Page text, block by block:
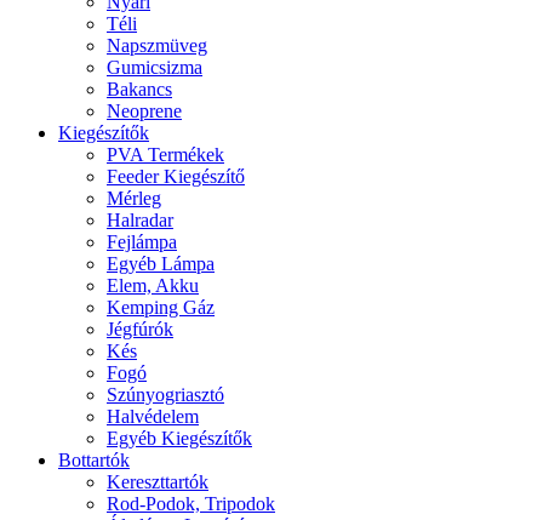
Téli
Napszmüveg
Gumicsizma
Bakancs
Neoprene
Kiegészítők
PVA Termékek
Feeder Kiegészítő
Mérleg
Halradar
Fejlámpa
Egyéb Lámpa
Elem, Akku
Kemping Gáz
Jégfúrók
Kés
Fogó
Szúnyogriasztó
Halvédelem
Egyéb Kiegészítők
Bottartók
Kereszttartók
Rod-Podok, Tripodok